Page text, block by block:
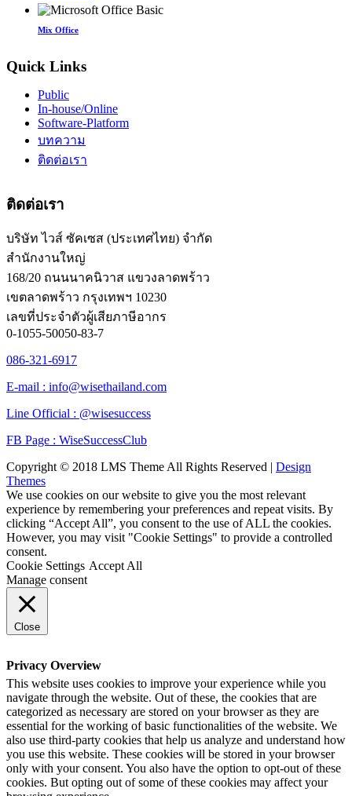
Mix Office
Quick Links
Public
In-house/Online
Software-Platform
บทความ
ติดต่อเรา
ติดต่อเรา
บริษัท ไวส์ ซัคเซส (ประเทศไทย) จำกัด
สำนักงานใหญ่
168/20 ถนนนาคนิวาส แขวงลาดพร้าว
เขตลาดพร้าว กรุงเทพฯ 10230
เลขที่ประจำตัวผู้เสียภาษีอากร
0-1055-50050-83-7
086-321-6917
E-mail : info@wisethailand.com
Line Official : @wisesuccess
FB Page : WiseSuccessClub
Copyright © 2018 LMS Theme All Rights Reserved | Design
Themes
We use cookies on our website to give you the most relevant
experience by remembering your preferences and repeat visits. By
clicking “Accept All”, you consent to the use of ALL the cookies.
However, you may visit "Cookie Settings" to provide a controlled
consent.
Cookie Settings Accept All
Manage consent
Close
Privacy Overview
This website uses cookies to improve your experience while you
navigate through the website. Out of these, the cookies that are
categorized as necessary are stored on your browser as they are
essential for the working of basic functionalities of the website. We
also use third-party cookies that help us analyze and understand how
you use this website. These cookies will be stored in your browser
only with your consent. You also have the option to opt-out of these
cookies. But opting out of some of these cookies may affect your